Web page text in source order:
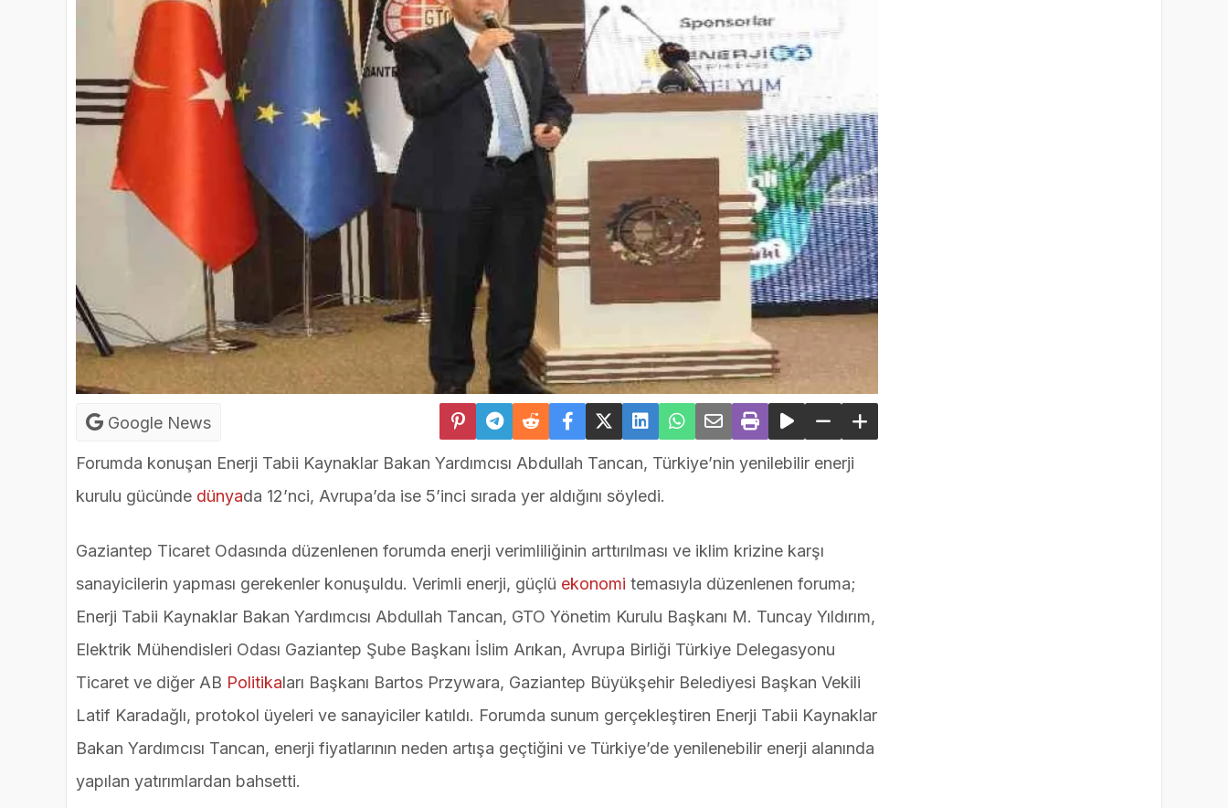
Google News
Forumda konuşan Enerji Tabii Kaynaklar Bakan Yardımcısı Abdullah Tancan, Türkiye’nin yenilebilir enerji
kurulu gücünde dünyada 12’nci, Avrupa’da ise 5’inci sırada yer aldığını söyledi.
Gaziantep Ticaret Odasında düzenlenen forumda enerji verimliliğinin arttırılması ve iklim krizine karşı
sanayicilerin yapması gerekenler konuşuldu. Verimli enerji, güçlü ekonomi temasıyla düzenlenen foruma;
Enerji Tabii Kaynaklar Bakan Yardımcısı Abdullah Tancan, GTO Yönetim Kurulu Başkanı M. Tuncay Yıldırım,
Elektrik Mühendisleri Odası Gaziantep Şube Başkanı İslim Arıkan, Avrupa Birliği Türkiye Delegasyonu
Ticaret ve diğer AB Politikaları Başkanı Bartos Przywara, Gaziantep Büyükşehir Belediyesi Başkan Vekili
Latif Karadağlı, protokol üyeleri ve sanayiciler katıldı. Forumda sunum gerçekleştiren Enerji Tabii Kaynaklar
Bakan Yardımcısı Tancan, enerji fiyatlarının neden artışa geçtiğini ve Türkiye’de yenilenebilir enerji alanında
yapılan yatırımlardan bahsetti.